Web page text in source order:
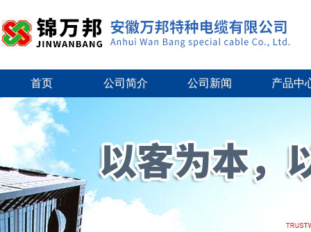
首页 公司简介 公司新闻 产品中